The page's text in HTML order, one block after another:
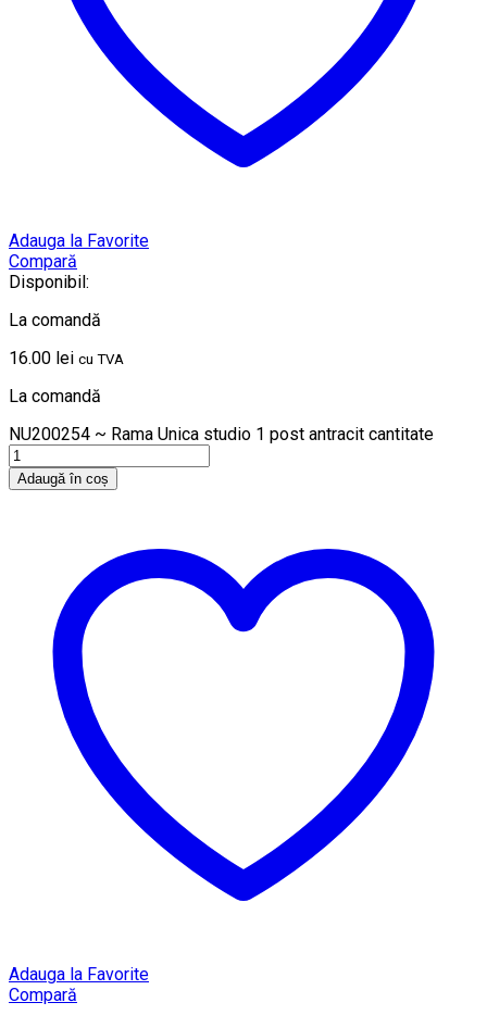
Adauga la Favorite
Compară
Disponibil:
La comandă
16.00 lei cu TVA
La comandă
NU200254 ~ Rama Unica studio 1 post antracit cantitate
Adaugă în coș
Adauga la Favorite
Compară